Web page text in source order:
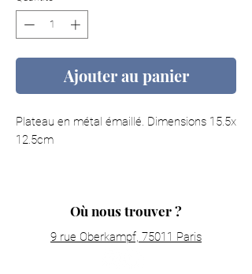
Ajouter au panier
Plateau en métal émaillé. Dimensions 15.5x
12.5cm
Où nous trouver ?
9 rue Oberkampf, 75011 Paris